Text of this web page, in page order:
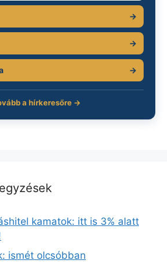
→
→
→
a hírkeresőre →
kamatok: itt is 3% alatt
ismét olcsóbban